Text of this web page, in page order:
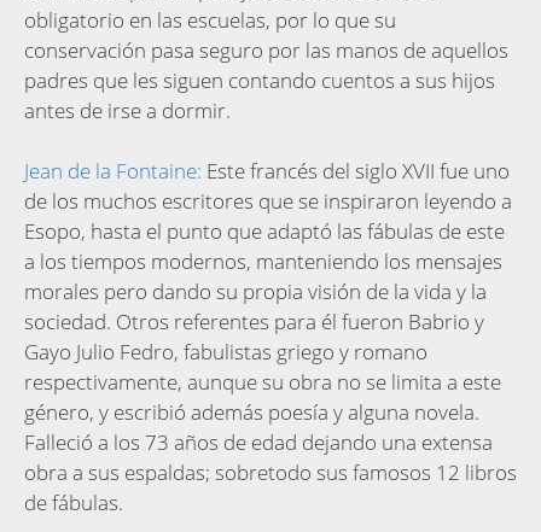
obligatorio en las escuelas, por lo que su
conservación pasa seguro por las manos de aquellos
padres que les siguen contando cuentos a sus hijos
antes de irse a dormir.
Jean de la Fontaine: Este francés del siglo XVII fue uno
de los muchos escritores que se inspiraron leyendo a
Esopo, hasta el punto que adaptó las fábulas de este
a los tiempos modernos, manteniendo los mensajes
morales pero dando su propia visión de la vida y la
sociedad. Otros referentes para él fueron Babrio y
Gayo Julio Fedro, fabulistas griego y romano
respectivamente, aunque su obra no se limita a este
género, y escribió además poesía y alguna novela.
Falleció a los 73 años de edad dejando una extensa
obra a sus espaldas; sobretodo sus famosos 12 libros
de fábulas.